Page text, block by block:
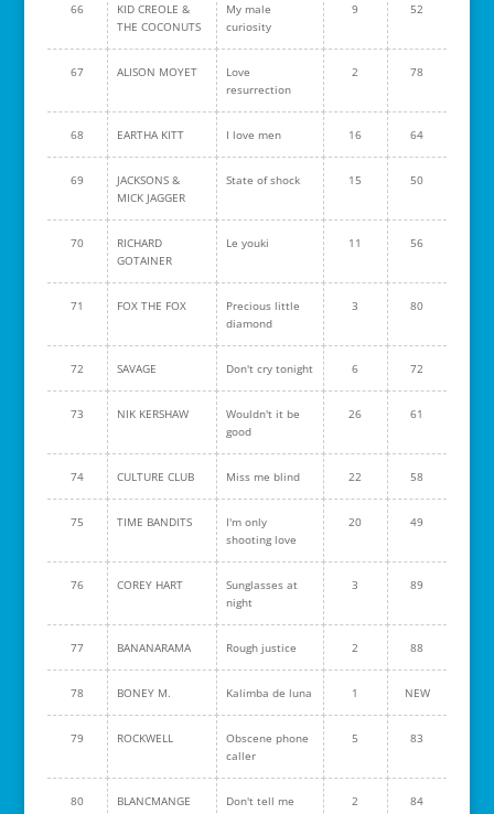
66
KID CREOLE &
THE COCONUTS
My male
curiosity
9 52
67 ALISON MOYET
Love
resurrection
2 78
68 EARTHA KITT I love men 16 64
69
JACKSONS &
MICK JAGGER
State of shock 15 50
70
RICHARD
GOTAINER
Le youki 11 56
71 FOX THE FOX
Precious little
diamond
3 80
72 SAVAGE Don't cry tonight 6 72
73 NIK KERSHAW
Wouldn't it be
good
26 61
74 CULTURE CLUB Miss me blind 22 58
75 TIME BANDITS
I'm only
shooting love
20 49
76 COREY HART
Sunglasses at
night
3 89
77 BANANARAMA Rough justice 2 88
78 BONEY M. Kalimba de luna 1 NEW
79 ROCKWELL
Obscene phone
caller
5 83
80 BLANCMANGE Don't tell me 2 84